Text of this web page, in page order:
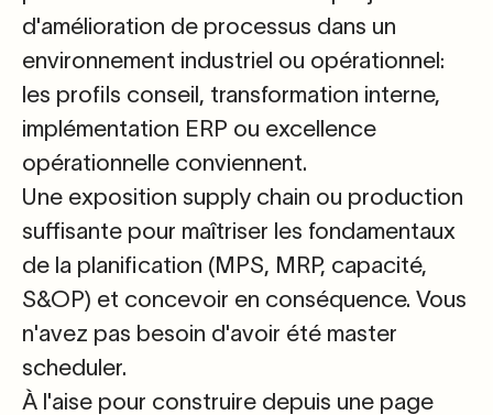
d'amélioration de processus dans un
environnement industriel ou opérationnel:
les profils conseil, transformation interne,
implémentation ERP ou excellence
opérationnelle conviennent.
Une exposition supply chain ou production
suffisante pour maîtriser les fondamentaux
de la planification (MPS, MRP, capacité,
S&OP) et concevoir en conséquence. Vous
n'avez pas besoin d'avoir été master
scheduler.
À l'aise pour construire depuis une page